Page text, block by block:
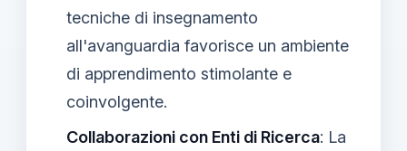
tecniche di insegnamento
all'avanguardia favorisce un ambiente
di apprendimento stimolante e
coinvolgente.
Collaborazioni con Enti di Ricerca: La